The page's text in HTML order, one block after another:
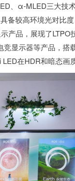
、α-MLED三大技
备较高环境光对比
产品，展现了LTPO
显示器等产品，搭
在HDR和暗态画